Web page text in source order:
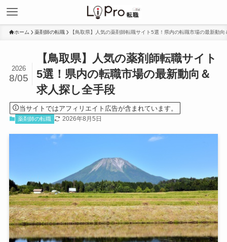
ホーム 薬剤師の転職 【鳥取県】人気の薬剤師転職サイト5選！県内の転職市場の最新動
【鳥取県】人気の薬剤師転職サイト
5選！県内の転職市場の最新動向＆
求人探し全手段
2026
8/05
当サイトではアフィリエイト広告が含まれています。
薬剤師の転職 2026年8月5日